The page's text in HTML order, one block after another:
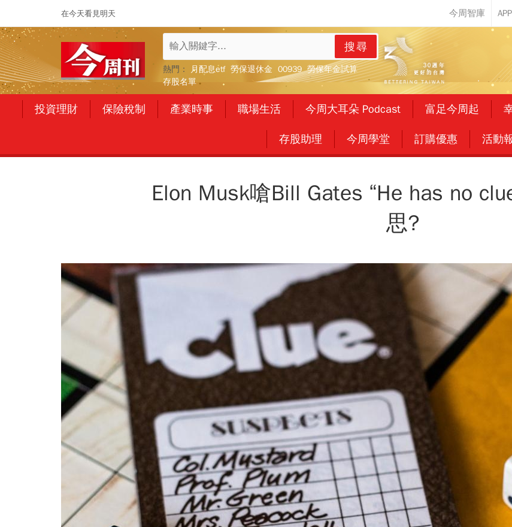
在今天看見明天
搜尋
熱門： 月配息etf 勞保退休金 00939 勞保年金試算
存股名單
投資理財 保險稅制 產業時事 職場生活 今周大耳朵 Podcast 富足今周起
存股助理 今周學堂 訂購優惠 活動
Elon Musk嗆Bill Gates “He has no
思?